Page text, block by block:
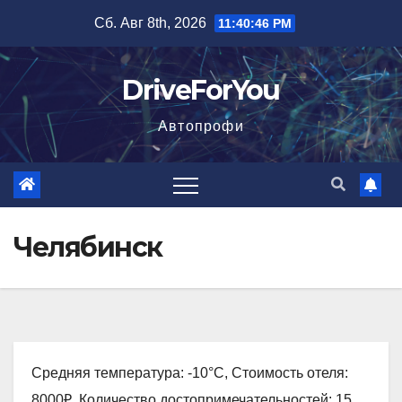
содержимому
Сб. Авг 8th, 2026 11:40:47 PM
DriveForYou
Автопрофи
Челябинск
Средняя температура: -10°C, Стоимость отеля: